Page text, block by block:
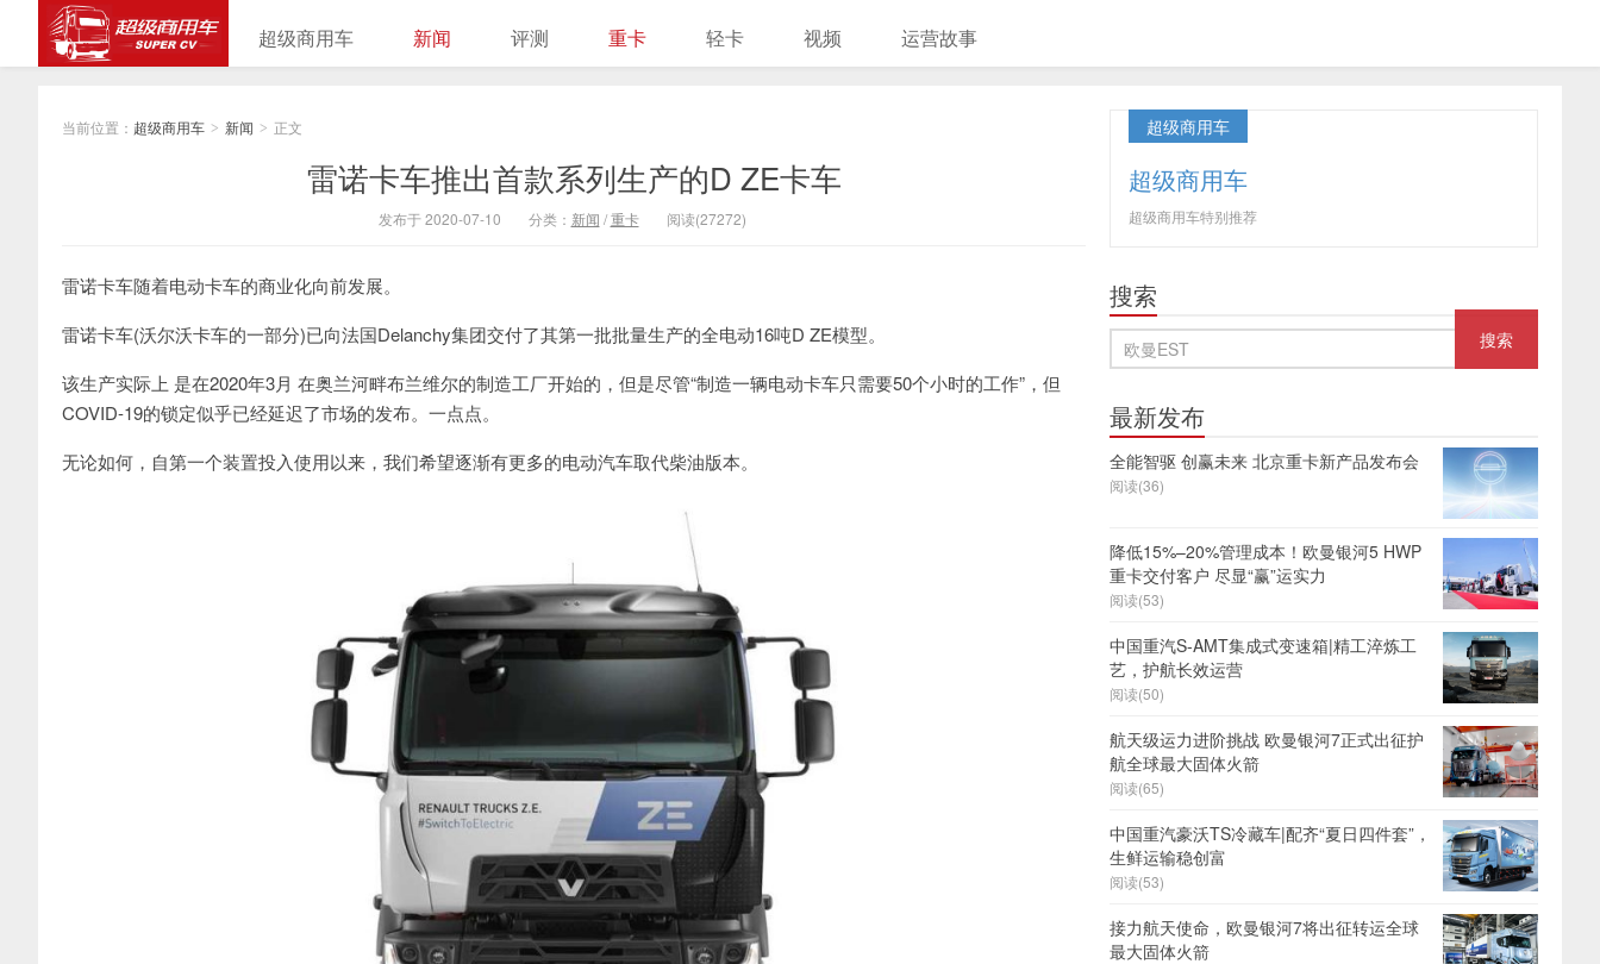
超级商用车 新闻 评测 重卡 轻卡 视频 运营故事
当前位置： 超级商用车 > 新闻 > 正文
雷诺卡车推出首款系列生产的D ZE卡车
发布于 2020-07-10 分类： 新闻 /重卡 阅读(27272)
雷诺卡车随着电动卡车的商业化向前发展。
雷诺卡车(沃尔沃卡车的一部分)已向法国Delanchy集团交付了其第一批批量生产的全电动16吨D ZE模型。
该生产实际上 是在2020年3月 在奥兰河畔布兰维尔的制造工厂开始的，但是尽管“制造一辆电动卡车只需要50个小时的工作”，但
COVID-19的锁定似乎已经延迟了市场的发布。一点点。
无论如何，自第一个装置投入使用以来，我们希望逐渐有更多的电动汽车取代柴油版本。
超级商用车
超级商用车
超级商用车特别推荐
搜索
最新发布
全能智驱 创赢未来 北京重卡新产品发布会
阅读(36)
降低15%–20%管理成本！欧曼银河5 HWP
重卡交付客户 尽显“赢”运实力
阅读(53)
中国重汽S-AMT集成式变速箱|精工淬炼工
艺，护航长效运营
阅读(50)
航天级运力进阶挑战 欧曼银河7正式出征护
航全球最大固体火箭
阅读(65)
中国重汽豪沃TS冷藏车|配齐“夏日四件套”，
生鲜运输稳创富
阅读(53)
接力航天使命，欧曼银河7将出征转运全球
最大固体火箭